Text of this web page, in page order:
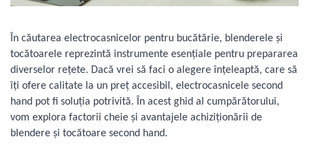
Mobila dormitor
Mobila gradina & terasa
Mobila Living & Dining
Organizare si depozitare
Rafturi
Sanitare
Scule electrice si unelte
Silicon, spume si solutii tehnice
În căutarea electrocasnicelor pentru bucătărie, blenderele și
tocătoarele reprezintă instrumente esențiale pentru prepararea
diverselor rețete. Dacă vrei să faci o alegere înțeleaptă, care să
îți ofere calitate la un preț accesibil, electrocasnicele second
hand pot fi soluția potrivită. În acest ghid al cumpărătorului,
vom explora factorii cheie și avantajele achiziționării de
blendere și tocătoare second hand.